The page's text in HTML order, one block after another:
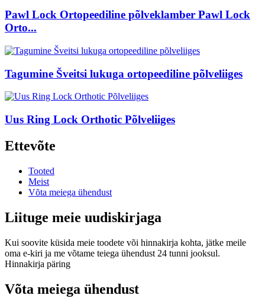
Pawl Lock Ortopeediline põlveklamber Pawl Lock
Orto...
Tagumine Šveitsi lukuga ortopeediline põlveliiges
Uus Ring Lock Orthotic Põlveliiges
Ettevõte
Tooted
Meist
Võta meiega ühendust
Liituge meie uudiskirjaga
Kui soovite küsida meie toodete või hinnakirja kohta, jätke meile
oma e-kiri ja me võtame teiega ühendust 24 tunni jooksul.
Hinnakirja päring
Võta meiega ühendust